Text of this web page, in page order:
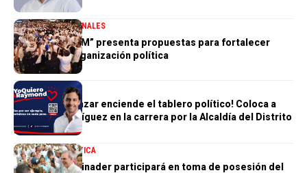
DESTACADANACIONALES
“Hablemos PRM” presenta propuestas para fortalecer
futuro de la organización política
POLÍTICA
Humberto Salazar enciende el tablero político! Coloca a
Raymond Rodríguez en la carrera por la Alcaldía del Distrito
Nacional
NACIONALESPOLÍTICA
Presidente Abinader participará en toma de posesión del